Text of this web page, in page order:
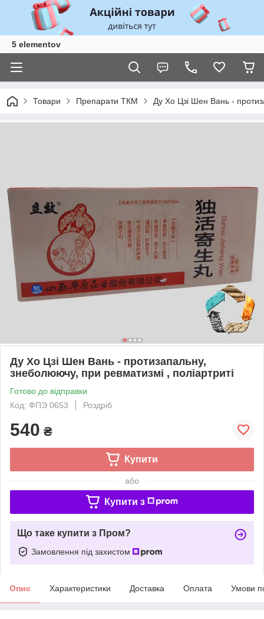
5 elementov
Товари Препарати ТКМ Ду Хо Цзі Шен Вань -
Ду Хо Цзі Шен Вань - протизапальну,
знеболюючу, при ревматизмі , поліартриті
Готово до відправки
Код: ФПЭ 0653
Роздріб
540 ₴
Купити
або
Купити з
Що таке купити з Пром?
Замовлення під захистом
Опис Характеристики Доставка Оплата Умови